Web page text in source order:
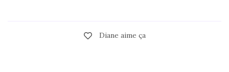
Diane aime ça